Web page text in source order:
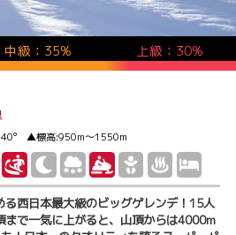
中級：35% 上級：30%
▲標高:950m～1550m
西日本最大級のビッグゲレンデ！15人
まで一気に上がると、山頂からは4000m